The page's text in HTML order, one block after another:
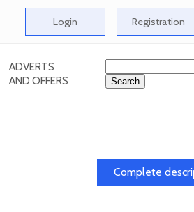
Login Registration
ADVERTS
AND OFFERS
Complete